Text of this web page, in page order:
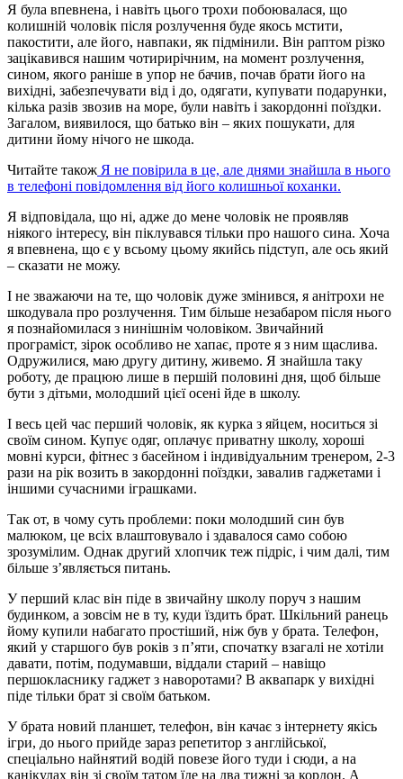
Я була впевнена, і навіть цього трохи побоювалася, що
колишній чоловік після розлучення буде якось мстити,
пакостити, але його, навпаки, як підмінили. Він раптом різко
зацікавився нашим чотирирічним, на момент розлучення,
сином, якого раніше в упор не бачив, почав брати його на
вихідні, забезпечувати від і до, одягати, купувати подарунки,
кілька разів звозив на море, були навіть і закордонні поїздки.
Загалом, виявилося, що батько він – яких пошукати, для
дитини йому нічого не шкода.
Читайте також Я не повірила в це, але днями знайшла в нього
в телефоні повідомлення від його колишньої коханки.
Я відповідала, що ні, адже до мене чоловік не проявляв
ніякого інтересу, він піклувався тільки про нашого сина. Хоча
я впевнена, що є у всьому цьому якийсь підступ, але ось який
– сказати не можу.
І не зважаючи на те, що чоловік дуже змінився, я анітрохи не
шкодувала про розлучення. Тим більше незабаром після нього
я познайомилася з нинішнім чоловіком. Звичайний
програміст, зірок особливо не хапає, проте я з ним щаслива.
Одружилися, маю другу дитину, живемо. Я знайшла таку
роботу, де працюю лише в першій половині дня, щоб більше
бути з дітьми, молодший цієї осені йде в школу.
І весь цей час перший чоловік, як курка з яйцем, носиться зі
своїм сином. Купує одяг, оплачує приватну школу, хороші
мовні курси, фітнес з басейном і індивідуальним тренером, 2-3
рази на рік возить в закордонні поїздки, завалив гаджетами і
іншими сучасними іграшками.
Так от, в чому суть проблеми: поки молодший син був
малюком, це всіх влаштовувало і здавалося само собою
зрозумілим. Однак другий хлопчик теж підріс, і чим далі, тим
більше з’являється питань.
У перший клас він піде в звичайну школу поруч з нашим
будинком, а зовсім не в ту, куди їздить брат. Шкільний ранець
йому купили набагато простіший, ніж був у брата. Телефон,
який у старшого був років з п’яти, спочатку взагалі не хотіли
давати, потім, подумавши, віддали старий – навіщо
першокласнику гаджет з наворотами? В аквапарк у вихідні
піде тільки брат зі своїм батьком.
У брата новий планшет, телефон, він качає з інтернету якісь
ігри, до нього прийде зараз репетитор з англійської,
спеціально найнятий водій повезе його туди і сюди, а на
канікулах він зі своїм татом їде на два тижні за кордон. А